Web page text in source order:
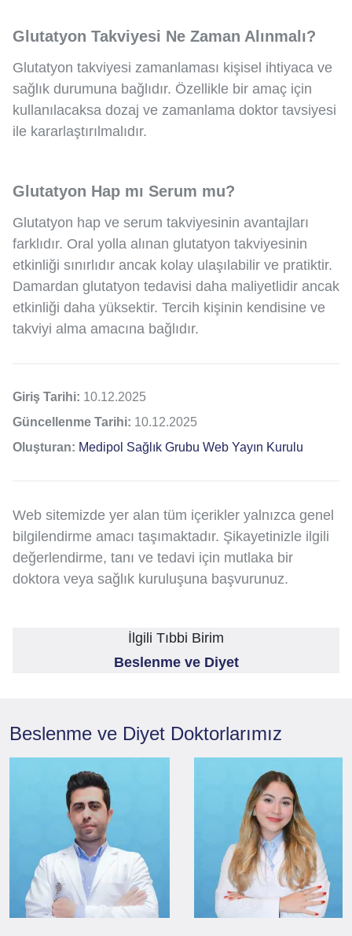
Glutatyon Takviyesi Ne Zaman Alınmalı?
Glutatyon takviyesi zamanlaması kişisel ihtiyaca ve
sağlık durumuna bağlıdır. Özellikle bir amaç için
kullanılacaksa dozaj ve zamanlama doktor tavsiyesi
ile kararlaştırılmalıdır.
Glutatyon Hap mı Serum mu?
Glutatyon hap ve serum takviyesinin avantajları
farklıdır. Oral yolla alınan glutatyon takviyesinin
etkinliği sınırlıdır ancak kolay ulaşılabilir ve pratiktir.
Damardan glutatyon tedavisi daha maliyetlidir ancak
etkinliği daha yüksektir. Tercih kişinin kendisine ve
takviyi alma amacına bağlıdır.
Giriş Tarihi: 10.12.2025
Güncellenme Tarihi: 10.12.2025
Oluşturan: Medipol Sağlık Grubu Web Yayın Kurulu
Web sitemizde yer alan tüm içerikler yalnızca genel
bilgilendirme amacı taşımaktadır. Şikayetinizle ilgili
değerlendirme, tanı ve tedavi için mutlaka bir
doktora veya sağlık kuruluşuna başvurunuz.
İlgili Tıbbi Birim
Beslenme ve Diyet
Beslenme ve Diyet Doktorlarımız